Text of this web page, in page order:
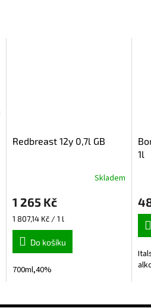
Redbreast 12y 0,7l GB
Skladem
1 265 Kč
Měrná
cena:
1 807,14 Kč / 1 l
Do košíku
700ml,40%
1l